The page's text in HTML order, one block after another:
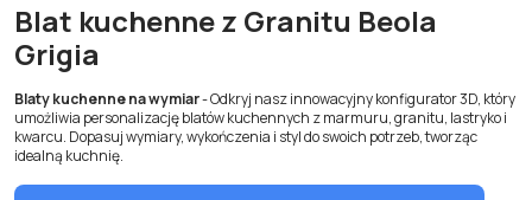
Blat kuchenne z Granitu Beola
Grigia
Blaty kuchenne na wymiar- Odkryj nasz innowacyjny konfigurator 3D, który
umożliwia personalizację blatów kuchennych z marmuru, granitu, lastryko i
kwarcu. Dopasuj wymiary, wykończenia i styl do swoich potrzeb, tworząc
idealną kuchnię.